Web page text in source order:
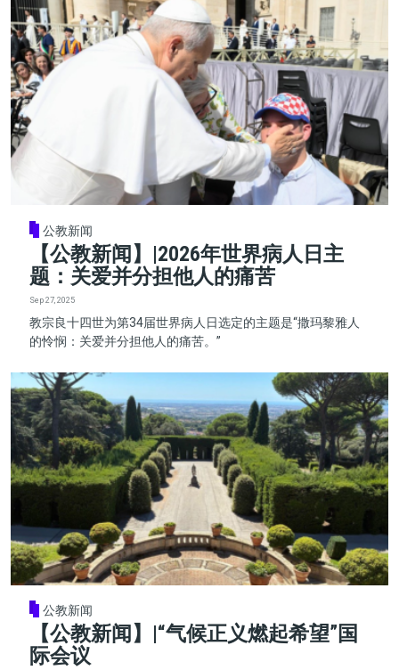
公教新闻
【公教新闻】|2026年世界病人日主
题：关爱并分担他人的痛苦
Sep 27, 2025
教宗良十四世为第34届世界病人日选定的主题是“撒玛黎雅人
的怜悯：关爱并分担他人的痛苦。”
公教新闻
【公教新闻】|“气候正义燃起希望”国
际会议